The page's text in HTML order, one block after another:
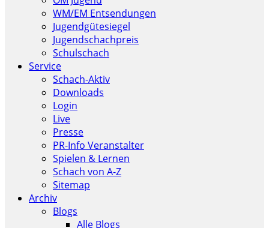
WM/EM Entsendungen
Jugendgütesiegel
Jugendschachpreis
Schulschach
Service
Schach-Aktiv
Downloads
Login
Live
Presse
PR-Info Veranstalter
Spielen & Lernen
Schach von A-Z
Sitemap
Archiv
Blogs
Alle Blogs